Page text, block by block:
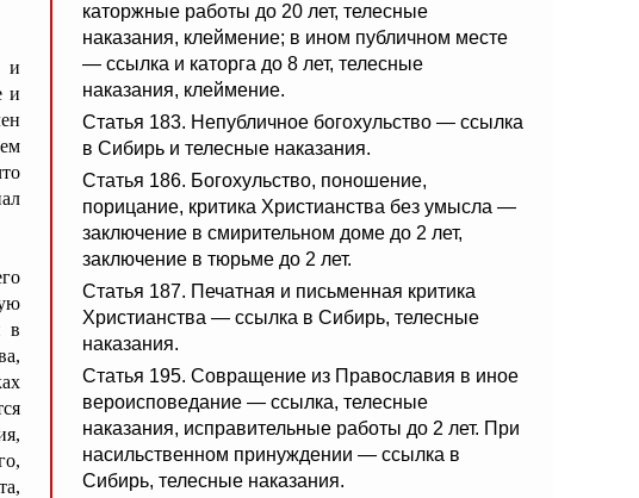
и
и
в
каторжные работы до 20 лет, телесные
наказания, клеймение; в ином публичном месте
— ссылка и каторга до 8 лет, телесные
наказания, клеймение.
Статья 183. Непубличное богохульство — ссылка
в Сибирь и телесные наказания.
Статья 186. Богохульство, поношение,
порицание, критика Христианства без умысла —
заключение в смирительном доме до 2 лет,
заключение в тюрьме до 2 лет.
Статья 187. Печатная и письменная критика
Христианства — ссылка в Сибирь, телесные
наказания.
Статья 195. Совращение из Православия в иное
вероисповедание — ссылка, телесные
наказания, исправительные работы до 2 лет. При
насильственном принуждении — ссылка в
Сибирь, телесные наказания.